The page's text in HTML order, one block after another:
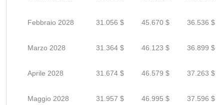
Febbraio 2028 31.056 $ 45.670 $ 36.536 $
Marzo 2028 31.364 $ 46.123 $ 36.899 $
Aprile 2028 31.674 $ 46.579 $ 37.263 $
Maggio 2028 31.957 $ 46.995 $ 37.596 $